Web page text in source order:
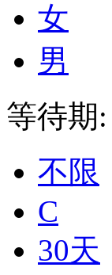
女
男
等待期:
不限
C
30天